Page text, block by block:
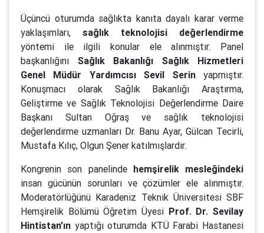
Üçüncü oturumda sağlıkta kanıta dayalı karar verme
yaklaşımları, sağlık teknolojisi değerlendirme
yöntemi ile ilgili konular ele alınmıştır. Panel
başkanlığını Sağlık Bakanlığı Sağlık Hizmetleri
Genel Müdür Yardımcısı Sevil Serinyapmıştır.
Konuşmacı olarak Sağlık Bakanlığı Araştırma,
Geliştirme ve Sağlık Teknolojisi Değerlendirme Daire
Başkanı Sultan Oğraş ve sağlık teknolojisi
değerlendirme uzmanları Dr. Banu Ayar, Gülcan Tecirli,
Mustafa Kılıç, Olgun Şener katılmışlardır.
Kongrenin son panelinde hemşirelik mesleğindeki
insan gücünün sorunları ve çözümler ele alınmıştır.
Moderatörlüğünü Karadeniz Teknik Üniversitesi SBF
Hemşirelik Bölümü Öğretim Üyesi Prof. Dr. Sevilay
Hintistan’ın yaptığı oturumda KTÜ Farabi Hastanesi